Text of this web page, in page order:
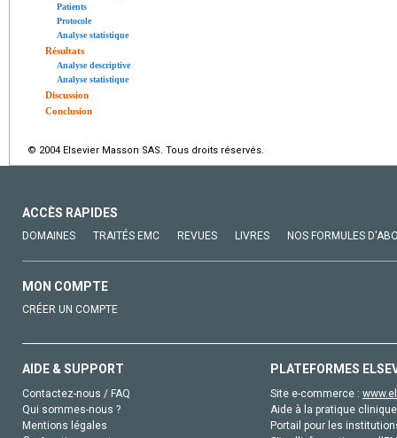
Patients
Protocole
Analyse statistique
Résultats
Analyse descriptive
Analyse statistique
Discussion
Conclusion
© 2004 Elsevier Masson SAS. Tous droits réservés.
ACCÈS RAPIDES
DOMAINES TRAITÉS EMC REVUES LIVRES NOS FORMULES
MON COMPTE
CRÉER UN COMPTE
AIDE & SUPPORT
Contactez-nous / FAQ
Qui sommes-nous ?
Mentions légales
PLATEFORMES
Site e-commerce :
Aide à la pratique
Portail pour les